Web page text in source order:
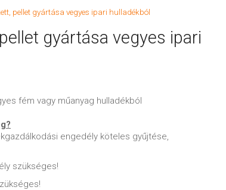
pellet gyártása vegyes ipari hulladékból
gyártása vegyes ipari
fém vagy műanyag hulladékból
engedély köteles gyűjtése,
szükséges!